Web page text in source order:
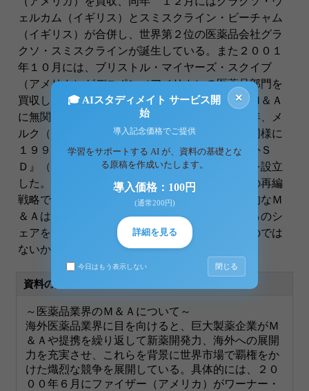
ェルカム（イギリス）とスミスクライン・ビーチャム
（イギリス）が合併し、世界第２位の医薬品会社グラ
クソ・スミスクラインが誕生している。また２００１
年１０月には、ブリストル・マイヤーズ・スクイブ
（アメリカ）がデユポン（アメリカ）の医薬品部門を
買収している。日本の医薬品業界は、こうしたＭ＆Ａ
に無関係かといえば、そうではない。１９８４年、メ
ルク（アメリカ）が萬有製薬を傘下におさめ、同様に
１９９７年、メルクは中外製薬との合併で『中外Ｓ
Ｄ』（出資比率は中外７０％、メルク３０％）を設立
した。これは明らかに、他国籍製薬企業としての再編
戦略であろう。エコノミストのなかには、本格的なＭ
＆Ａはむしろこれからであり、世界市場で１０％のシ
ェアを持つ会社が、近未来には５つほどできるのでは
ないか、との
資料の原本内容
～医薬品業界のＭ＆Ａについて～
海外医薬品業界に目を向けると、巨大製薬企業がＭ
＆Ａや提携を繰り返して新薬開発力、海外への展開
力を充実させ、これらを背景に世界市場で覇権をか
けた熾烈な競争を展開している。具体的には、２０
００年６月にファイザー（アメリカ）がワーナー・
×
🎓 AIスタディメイト サービス開
始
導入記念価格でご提供
学習をサポートする AI が、資料の基礎とな
る原稿を作成いたします。
導入価格：100円
(通常200円)
詳細を見る
今日はもう表示しない 閉じる